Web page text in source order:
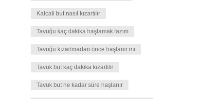
Kalcali but nasıl kızartılır
Tavuğu kaç dakika haşlamak lazım
Tavuğu kızartmadan önce haşlanır mı
Tavuk but kaç dakika kızartılır
Tavuk but ne kadar süre haşlanır